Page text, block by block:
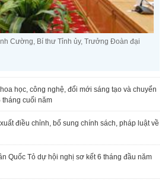
Cường, Bí thư Tỉnh ủy, Trưởng Đoàn đại
học, công nghệ, đổi mới sáng tạo và chuyển
tháng cuối năm
điều chỉnh, bổ sung chính sách, pháp luật về
Quốc Tỏ dự hội nghị sơ kết 6 tháng đầu năm